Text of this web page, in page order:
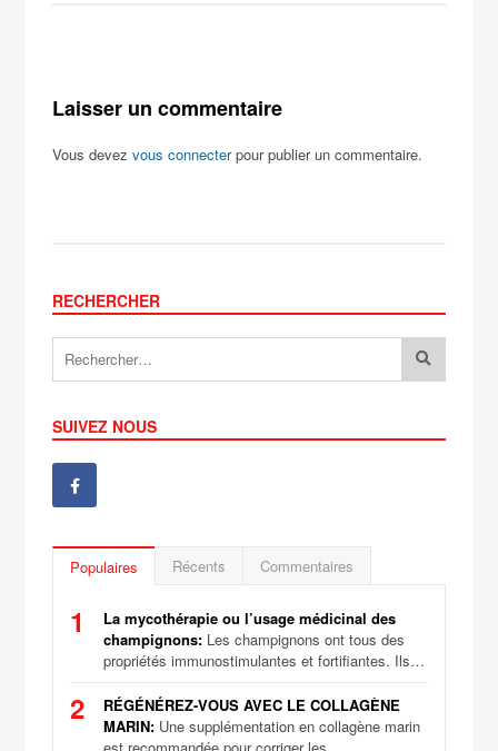
Laisser un commentaire
Vous devezvous connecterpour publier un commentaire.
RECHERCHER
SUIVEZ NOUS
Populaires Récents Commentaires
1
La mycothérapie ou l’usage médicinal des
champignons: Les champignons ont tous des
propriétés immunostimulantes et fortifiantes. Ils…
2
RÉGÉNÉREZ-VOUS AVEC LE COLLAGÈNE
MARIN: Une supplémentation en collagène marin